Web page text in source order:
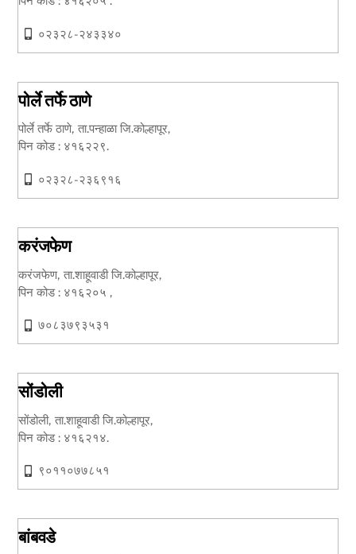
०२३२८-२४३३४०
पोर्ले तर्फे ठाणे
पोर्ले तर्फे ठाणे, ता.पन्हाळा जि.कोल्हापूर,
पिन कोड : ४१६२२९.
०२३२८-२३६९१६
करंजफेण
करंजफेण, ता.शाहूवाडी जि.कोल्हापूर,
पिन कोड : ४१६२०५ ,
७०८३७९३५३१
सोंडोली
सोंडोली, ता.शाहूवाडी जि.कोल्हापूर,
पिन कोड : ४१६२१४.
९०११०७७८५१
बांबवडे